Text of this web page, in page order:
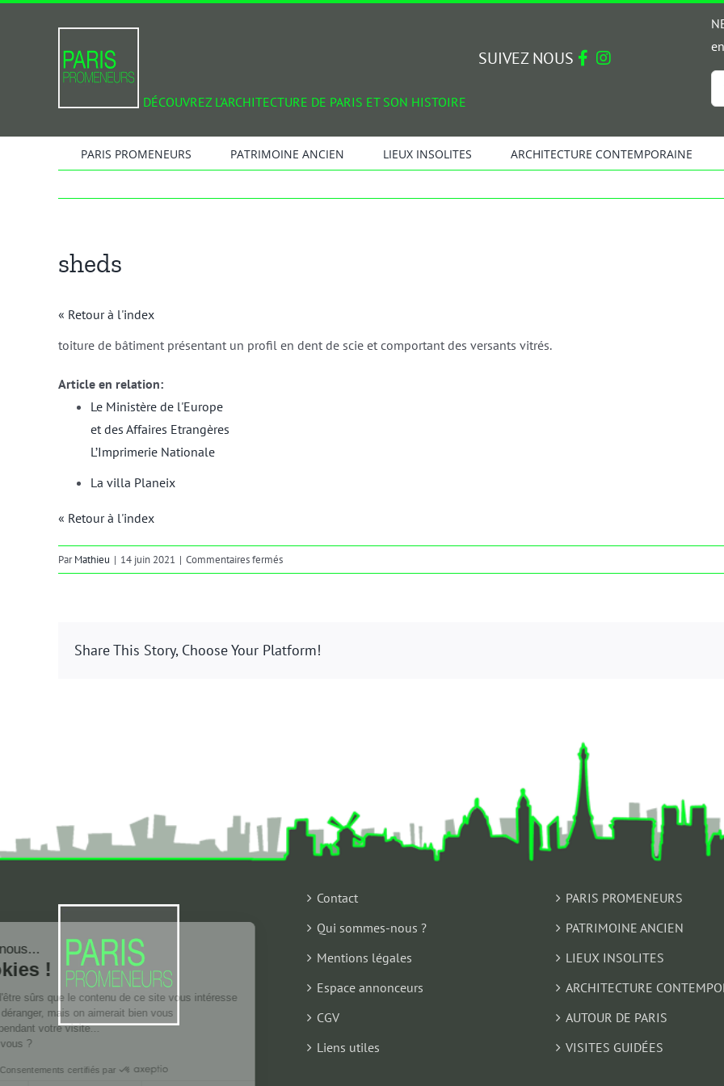
DÉCOUVREZ L'ARCHITECTURE DE PARIS ET SON HISTOIRE
SUIVEZ NOUS
*
PARIS PROMENEURS PATRIMOINE ANCIEN LIEUX INSOLITES ARCHITECTURE CONTEMPORAINE
sheds
« Retour à l'index
toiture de bâtiment présentant un profil en dent de scie et comportant des versants vitrés.
Article en relation:
Le Ministère de l'Europe
et des Affaires Etrangères
L’Imprimerie Nationale
La villa Planeix
« Retour à l'index
ParMathieu | 14 juin 2021 | Commentaires ferméssur
sheds
Share This Story, Choose Your Platform!
Contact
Qui sommes-nous ?
Mentions légales
Espace annonceurs
CGV
Liens utiles
PARIS PROMENEURS
PATRIMOINE ANCIEN
LIEUX INSOLITES
ARCHITECTURE
AUTOUR DE PARIS
VISITES GUIDÉES
les Cookies !
On a attendu d'être sûrs que le contenu
de ce site vous intéresse avant de
vous déranger, mais on aimerait bien vous accompagner pendant
votre visite...
C'est OK pour vous ?
Consentements certifiés par